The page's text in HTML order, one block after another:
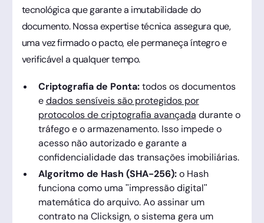
tecnológica que garante a imutabilidade do
documento. Nossa expertise técnica assegura que,
uma vez firmado o pacto, ele permaneça íntegro e
verificável a qualquer tempo.
Criptografia de Ponta:todos os documentos
edados sensíveis são protegidos por
protocolos de criptografia avançada durante o
tráfego e o armazenamento. Isso impede o
acesso não autorizado e garante a
confidencialidade das transações imobiliárias.
Algoritmo de Hash (SHA-256):o Hash
funciona como uma "impressão digital"
matemática do arquivo. Ao assinar um
contrato na Clicksign, o sistema gera um